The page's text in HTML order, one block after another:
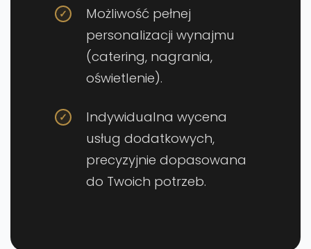
Możliwość pełnej
personalizacji wynajmu
(catering, nagrania,
oświetlenie).
Indywidualna wycena
usług dodatkowych,
precyzyjnie dopasowana
do Twoich potrzeb.